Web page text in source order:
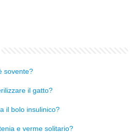
sovente?
il gatto?
il bolo insulinico?
e verme solitario?